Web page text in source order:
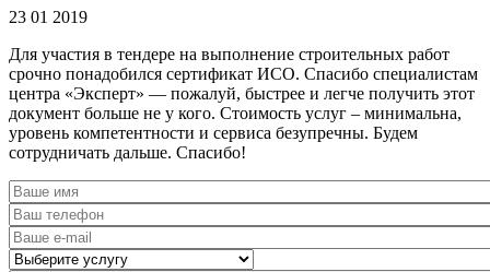
23 01 2019
Для участия в тендере на выполнение строительных работ
срочно понадобился сертификат ИСО. Спасибо специалистам
центра «Эксперт» — пожалуй, быстрее и легче получить этот
документ больше не у кого. Стоимость услуг – минимальна,
уровень компетентности и сервиса безупречны. Будем
сотрудничать дальше. Спасибо!